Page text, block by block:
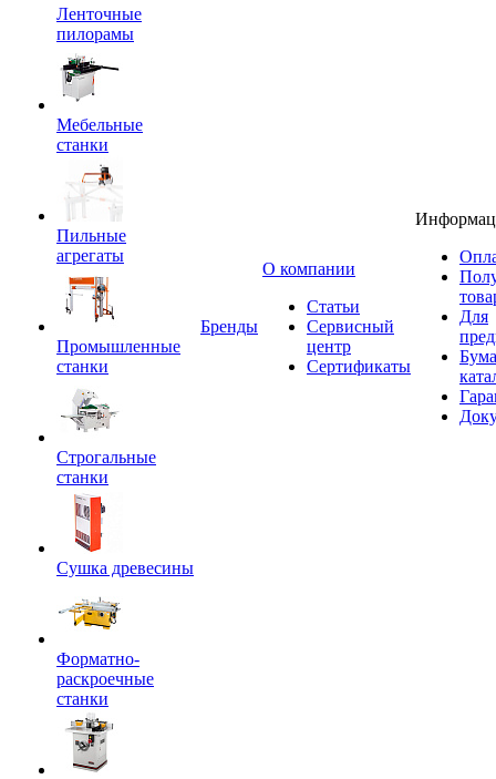
Ленточные
пилорамы
Мебельные
станки
Пильные
агрегаты
Промышленные
станки
Строгальные
станки
Сушка древесины
Форматно-
раскроечные
станки
Бренды
O компании
Статьи
Сервисный
центр
Сертификаты
Для